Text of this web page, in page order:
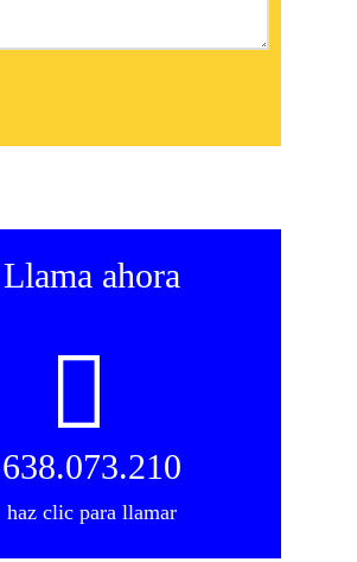
Llama ahora
638.073.210
haz clic para llamar